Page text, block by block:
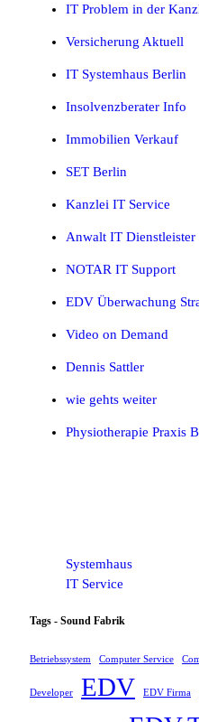
IT Problem in der
Versicherung Aktuell
IT Systemhaus Berlin
Insolvenzberater Info
Immobilien Verkauf
SET Berlin
Kanzlei IT Service
Anwalt IT Dienstleister
NOTAR IT Support
EDV Überwachung
Video on Demand
Dennis Sattler
wie gehts weiter
Physiotherapie Praxis
Systemhaus
IT Service
Tags - Sound Fabrik
Betriebssystem Computer Service
Developer EDV EDV Firma